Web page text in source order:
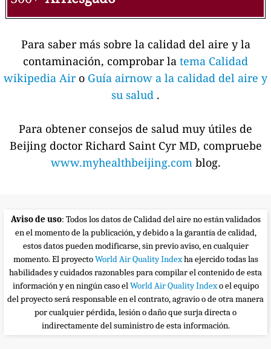
Para saber más sobre la calidad del aire y la
contaminación, comprobar la tema Calidad
wikipedia Air o Guía airnow a la calidad del aire y
su salud .
Para obtener consejos de salud muy útiles de
Beijing doctor Richard Saint Cyr MD, compruebe
www.myhealthbeijing.com blog.
Aviso de uso: Todos los datos de Calidad del aire no están validados
en el momento de la publicación, y debido a la garantía de calidad,
estos datos pueden modificarse, sin previo aviso, en cualquier
momento. El proyectoWorld Air Quality Indexha ejercido todas las
habilidades y cuidados razonables para compilar el contenido de esta
información y en ningún caso elWorld Air Quality Indexo el equipo
del proyecto será responsable en el contrato, agravio o de otra manera
por cualquier pérdida, lesión o daño que surja directa o
indirectamente del suministro de esta información.